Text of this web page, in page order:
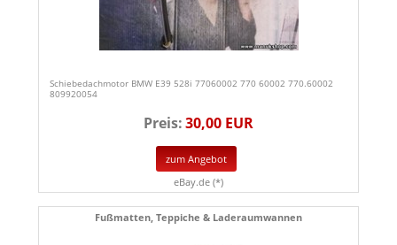
Schiebedachmotor BMW E39 528i 77060002 770 60002 770.60002
809920054
Preis:30,00 EUR
zum Angebot
eBay.de (*)
Fußmatten, Teppiche & Laderaumwannen